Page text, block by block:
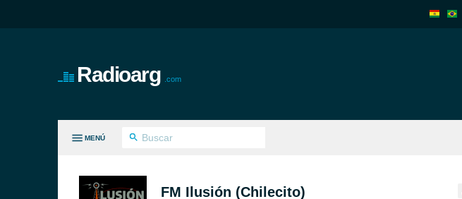
Radioarg .com
MENÚ
FM Ilusión (Chilecito)